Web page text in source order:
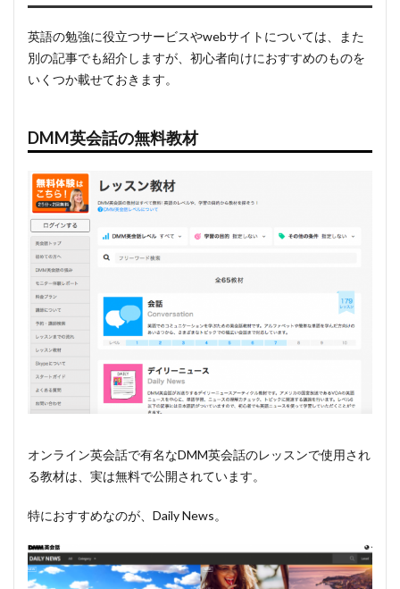
英語の勉強に役立つサービスやwebサイトについては、また
別の記事でも紹介しますが、初心者向けにおすすめのものを
いくつか載せておきます。
DMM英会話の無料教材
オンライン英会話で有名なDMM英会話のレッスンで使用され
る教材は、実は無料で公開されています。
特におすすめなのが、Daily News。